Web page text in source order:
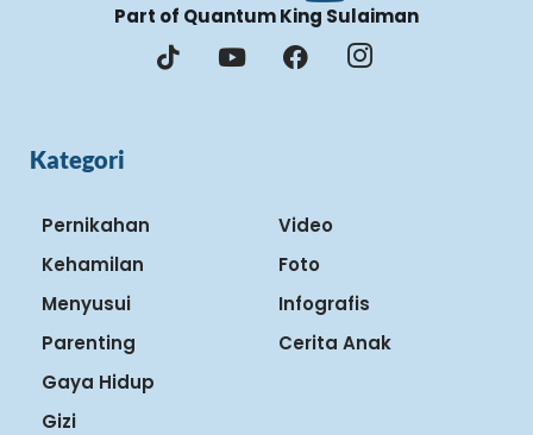
Part of Quantum King Sulaiman
Kategori
Pernikahan
Kehamilan
Menyusui
Parenting
Gaya Hidup
Gizi
Video
Foto
Infografis
Cerita Anak